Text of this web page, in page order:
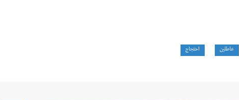
عاطلين احتجاج